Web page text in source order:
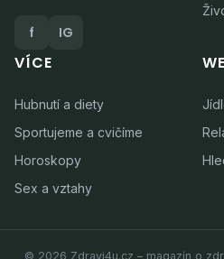
f IG
VÍCE
Hubnutí a diety
Sportujeme a cvičíme
Horoskopy
Sex a vztahy
© 2026 Zdravi4u.cz – magazín o